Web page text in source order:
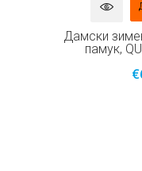
Дамски
памук,